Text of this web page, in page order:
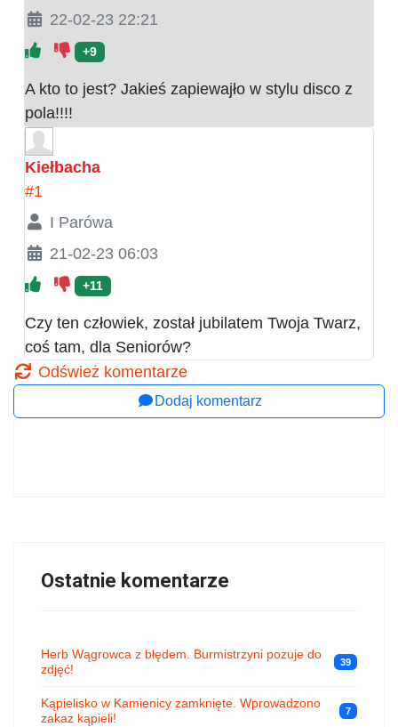
22-02-23 22:21
+9
A kto to jest? Jakieś zapiewajło w stylu disco z
pola!!!!
Kiełbacha
#1
I Parówa
21-02-23 06:03
+11
Czy ten człowiek, został jubilatem Twoja Twarz,
coś tam, dla Seniorów?
Odśwież komentarze
Dodaj komentarz
Ostatnie komentarze
Herb Wągrowca z błędem. Burmistrzyni pozuje do
zdjęć!
39
Kąpielisko w Kamienicy zamknięte. Wprowadzono
zakaz kąpieli!
7